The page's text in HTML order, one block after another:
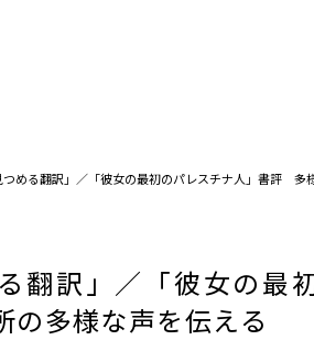
つめる翻訳」／「彼女の最初のパレスチナ人」書評 多
翻訳」／「彼女の最
多様な声を伝える